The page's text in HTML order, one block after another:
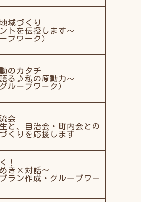
域づくり
トを伝授します～
プワーク）
のカタチ
る♪私の原動力～
ループワーク）
会
と、自治会・町内会との
くりを応援します
！
き×対話～
ラン作成・グループワー